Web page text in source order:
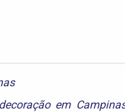
decoração em